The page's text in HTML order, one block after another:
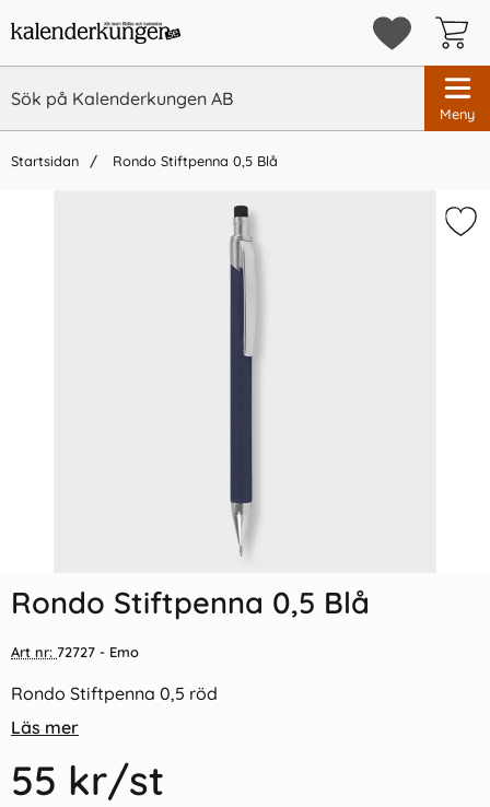
Meny
Startsidan Rondo Stiftpenna 0,5 Blå
Vi rekommenderar
55 kr/st 45 kr/st
Rondo Stiftpenna 0,5 Blå
Art nr: 72727 - Emo
Rondo Stiftpenna 0,5 röd
Läs mer
55 kr/st